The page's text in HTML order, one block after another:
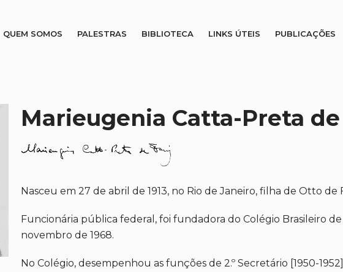
QUEM SOMOS PALESTRAS BIBLIOTECA LINKS ÚTEIS PUBLICAÇÕES
Marieugenia Catta-Preta de
Nasceu em 27 de abril de 1913, no Rio de Janeiro, filha de Otto de
Funcionária pública federal, foi fundadora do Colégio Brasileiro
novembro de 1968.
No Colégio, desempenhou as funções de 2.º Secretário [1950-